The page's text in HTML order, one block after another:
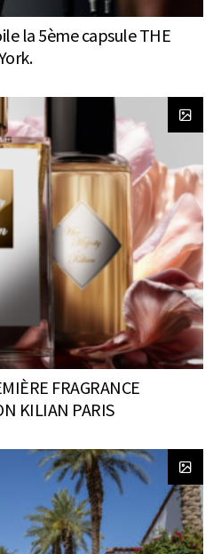
la 5ème capsule THE
FRAGRANCE
KILIAN PARIS